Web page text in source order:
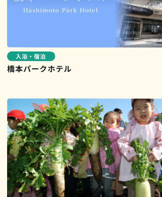
入浴・宿泊
橋本パークホテル